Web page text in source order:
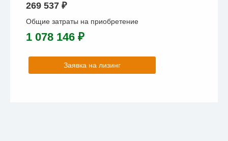
269 537 ₽
Общие затраты на приобретение
1 078 146 ₽
Заявка на лизинг